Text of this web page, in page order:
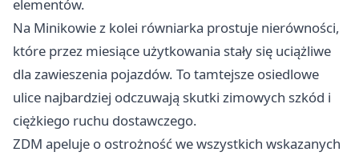
elementów.
Na Minikowie z kolei równiarka prostuje nierówności,
które przez miesiące użytkowania stały się uciążliwe
dla zawieszenia pojazdów. To tamtejsze osiedlowe
ulice najbardziej odczuwają skutki zimowych szkód i
ciężkiego ruchu dostawczego.
ZDM apeluje o ostrożność we wszystkich wskazanych